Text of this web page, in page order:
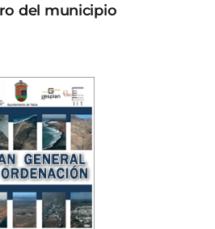
del municipio